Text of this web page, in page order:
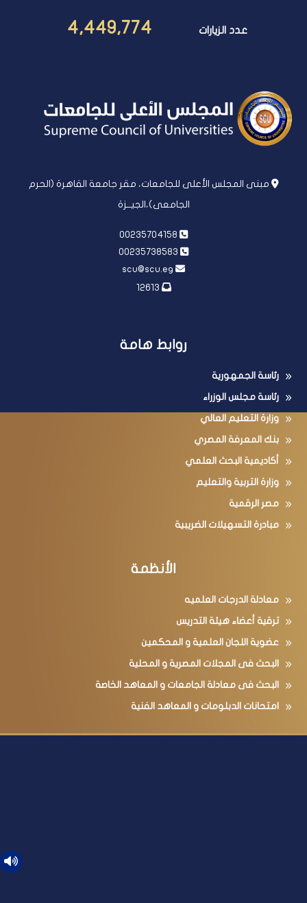
عدد الزيارات 4,449,774
مبنى المجلس الأعلى للجامعات، مقر جامعة القاهرة (الحرم
الجامعى)،الجيــزة
روابط هامة
رئاسة الجمهورية
رئاسة مجلس الوزراء
وزارة التعليم العالي
بنك المعرفة المصري
أكاديمية البحث العلمي
وزارة التربية والتعليم
مصر الرقمية
مبادرة التسهيلات الضريبية
الأنظمة
معادلة الدرجات العلميه
ترقية أعضاء هيئة التدريس
عضوية اللجان العلمية و المحكمين
البحث فى المجلات المصرية و المحلية
البحث فى معادلة الجامعات و المعاهد الخاصة
امتحانات الدبلومات و المعاهد الفنية